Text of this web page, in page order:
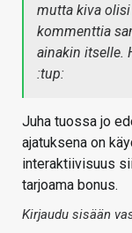
mutta kiva
kommenttia
ainakin itselle.
:tup:
Juha tuossa jo
ajatuksena on
interaktiivisuus
tarjoama bonus.
Kirjaudu sisään